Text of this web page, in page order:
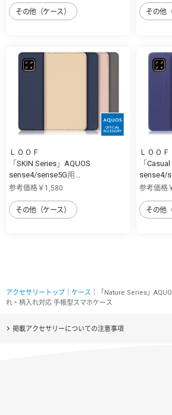
その他（ケース） その他
ＬＯＯＦ
「SKIN Series」AQUOS
sense4/sense5G用...
参考価格￥1,580
その他（ケース）
ＬＯＯＦ
「
sense4/
参考価格
その他
アクセサリートップ ケース ｜「Nature Series」
れ・柄入れ対応 手帳型スマホケース
掲載アクセサリーについての注意事項